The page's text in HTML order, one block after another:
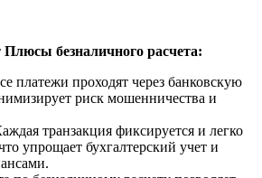
Плюсы безналичного расчета:
платежи проходят через банковскую
риск мошенничества и
транзакция фиксируется и легко
упрощает бухгалтерский учет и